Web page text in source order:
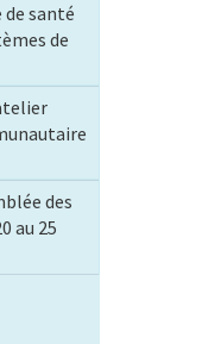
de santé
de
des
au 25